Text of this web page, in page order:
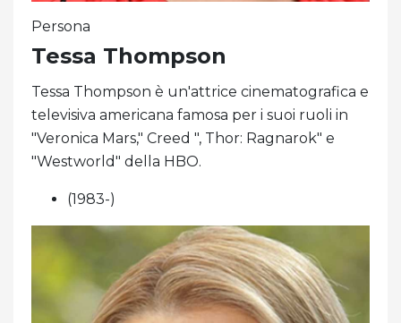
Persona
Tessa Thompson
Tessa Thompson è un'attrice cinematografica e
televisiva americana famosa per i suoi ruoli in
"Veronica Mars," Creed ", Thor: Ragnarok" e
"Westworld" della HBO.
(1983-)